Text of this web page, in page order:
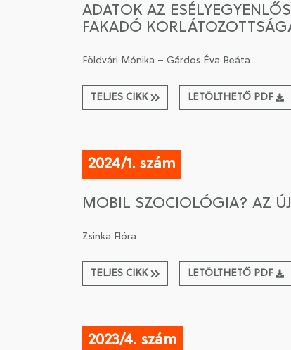
ADATOK AZ
FAKADÓ
Földvári Mónika – Gárdos Éva Beáta
TELJES CIKK LETÖLTHETŐ PDF
2024/1. szám
MOBIL SZOCIOLÓGIA? AZ
Zsinka Flóra
TELJES CIKK LETÖLTHETŐ PDF
2023/4. szám